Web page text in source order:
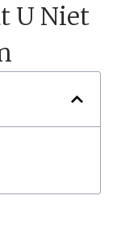
U Niet